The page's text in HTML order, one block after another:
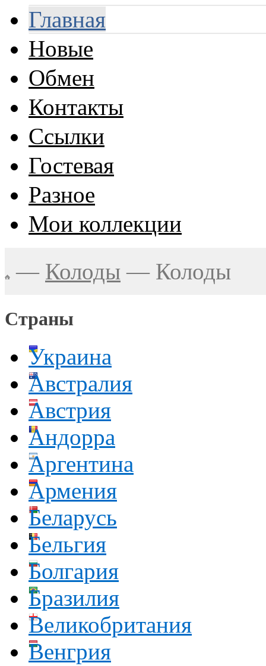
Главная
Новые
Обмен
Контакты
Ссылки
Гостевая
Разное
Мои коллекции
— Колоды — Колоды
Страны
Украина
Австралия
Австрия
Андорра
Аргентина
Армения
Беларусь
Бельгия
Болгария
Бразилия
Великобритания
Венгрия